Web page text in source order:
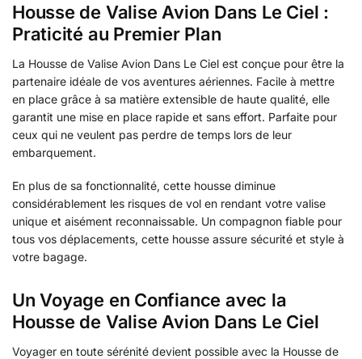
Housse de Valise Avion Dans Le Ciel :
Praticité au Premier Plan
La Housse de Valise Avion Dans Le Ciel est conçue pour être la
partenaire idéale de vos aventures aériennes. Facile à mettre
en place grâce à sa matière extensible de haute qualité, elle
garantit une mise en place rapide et sans effort. Parfaite pour
ceux qui ne veulent pas perdre de temps lors de leur
embarquement.
En plus de sa fonctionnalité, cette housse diminue
considérablement les risques de vol en rendant votre valise
unique et aisément reconnaissable. Un compagnon fiable pour
tous vos déplacements, cette housse assure sécurité et style à
votre bagage.
Un Voyage en Confiance avec la
Housse de Valise Avion Dans Le Ciel
Voyager en toute sérénité devient possible avec la Housse de